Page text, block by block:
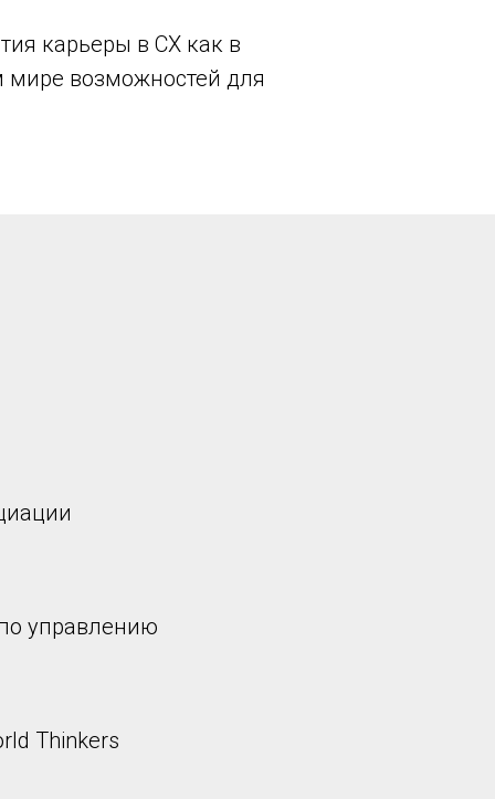
карьеры в СХ как в
мире возможностей для
управлению
Thinkers